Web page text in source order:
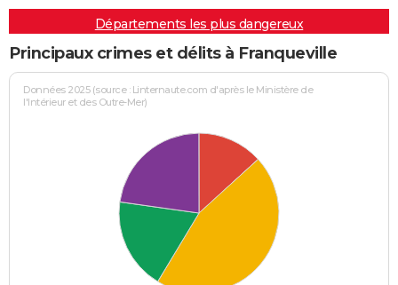
Départements les plus dangereux
Principaux crimes et délits à Franqueville
Données 2025 (source : Linternaute.com d'après le Ministère de
l'Intérieur et des Outre-Mer)